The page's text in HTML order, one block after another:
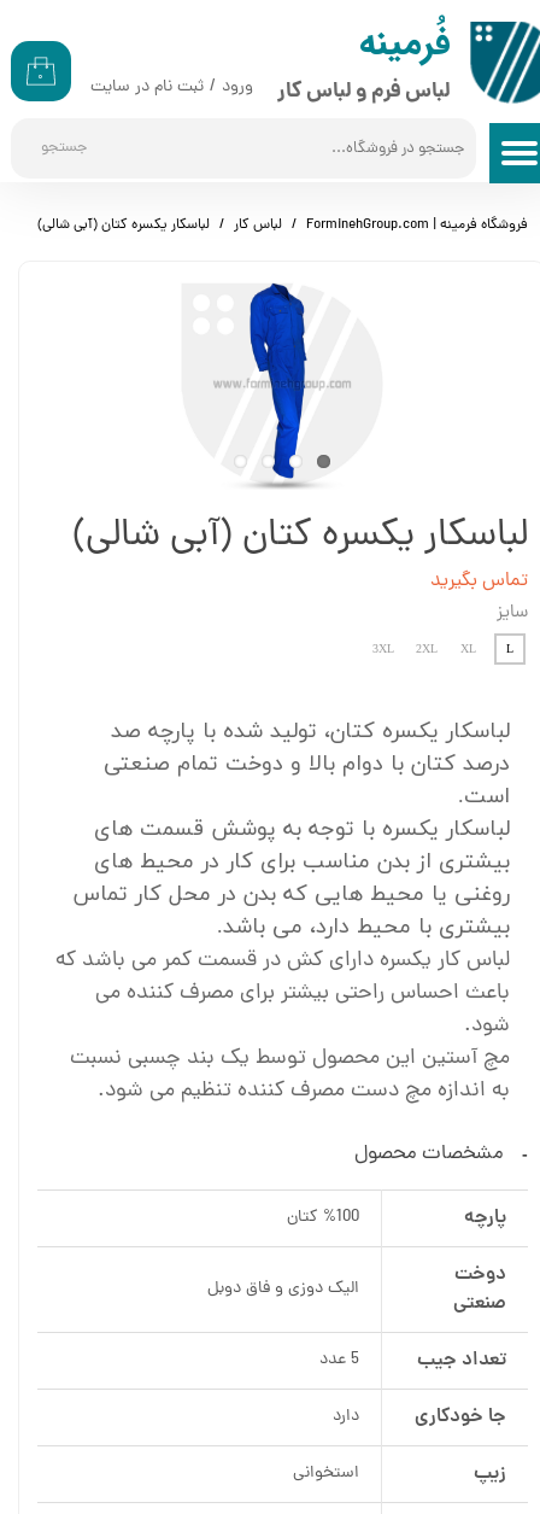
​​فُرمینه
لباس فرم و لباس کار
جستجو
۰ ورود / ثبت نام در سایت
حساب کاربری من
تغییر گذر واژه
سفارشات
خروج از حساب کاربری
فروشگاه فرمینه | ForminehGroup.com لباس کار لباسکار یکسره کتان (آبی شالی)
لباسکار یکسره کتان (آبی شالی)
تماس بگیرید
سایز
L
XL
2XL
3XL
لباسکار یکسره کتان، تولید شده با پارچه صد
درصد کتان با دوام بالا و دوخت تمام صنعتی
است.
لباسکار یکسره با توجه به پوشش قسمت های
بیشتری از بدن مناسب برای کار در محیط های
روغنی یا محیط هایی که بدن در محل کار تماس
بیشتری با محیط دارد، می باشد.
لباس کار یکسره دارای کش در قسمت کمر می باشد که
باعث احساس راحتی بیشتر برای مصرف کننده می
شود.
مچ آستین این محصول توسط یک بند چسبی نسبت
به اندازه مچ دست مصرف کننده تنظیم می شود.
مشخصات محصول
پارچه %100 کتان
دوخت
صنعتی
الیک دوزی و فاق دوبل
تعداد جیب 5 عدد
جا خودکاری دارد
زیپ استخوانی